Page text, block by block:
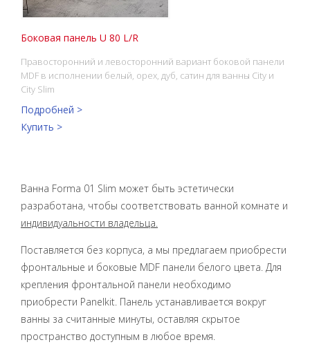
Боковая панель U 80 L/R
Правосторонний и левосторонний вариант боковой панели
MDF в исполнении белый, орех, дуб, сатин для ванны City и
City Slim
Подробней >
Купить >
Ванна Forma 01 Slim может быть эстетически
разработана, чтобы соответствовать ванной комнате и
индивидуальности владельца.
Поставляется без корпуса, а мы предлагаем приобрести
фронтальные и боковые MDF панели белого цвета. Для
крепления фронтальной панели необходимо
приобрести Panelkit. Панель устанавливается вокруг
ванны за считанные минуты, оставляя скрытое
пространство доступным в любое время.